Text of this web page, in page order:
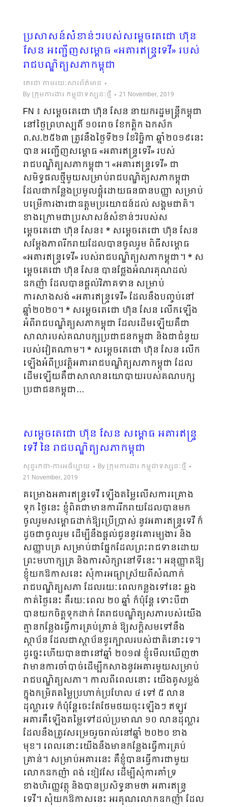
ប្រសាសន៍សំខាន់ៗរបស់សម្តេចតេជោ ហ៊ុន
សែន អញ្ជើញសម្ពោធ «អគារឥន្ទ្រទេវី» របស់
រាជបណ្ឌិត្យសភាកម្ពុជា
តេជោ តាមរយៈសារព័ត៌មាន
By ក្រុមការងារ កម្ពុជាទស្សនៈថ្មី 21 November, 2019
FN ៖ សម្តេចតេជោ ហ៊ុន សែន នាយករដ្ឋមន្ត្រីកម្ពុជា
នៅថ្ងៃព្រហស្បតិ៍ ១០រោច ខែកត្តិក ឯកស័ក
ព.ស.២៥៦៣ ត្រូវនឹងថ្ងៃទី២១ ខែវិច្ឆិកា ឆ្នាំ២០១៩នេះ
បាន អញ្ជើញសម្ពោធ «អគារឥន្ទ្រទេវី» របស់
រាជបណ្ឌិត្យសភាកម្ពុជា។ «អគារឥន្ទ្រទេវី» ជា
សមិទ្ធផលថ្មីមួយសម្រាប់រាជបណ្ឌិត្យសភាកម្ពុជា
ដែលជាកន្លែងប្រមូលផ្តុំដោយធនធានបញ្ញា សម្រាប់
បម្រើការងារជាឧត្តមប្រយោជន៍ដល់ សង្គមជាតិ។
ខាងក្រោមជាប្រសាសន៍សំខាន់ៗរបស់ស
ម្តេចតេជោ ហ៊ុន សែន៖ * សម្តេចតេជោ ហ៊ុន សែន
សម្តែងភាពរីករាយដែលបានចូលរួម ពិធីសម្ពោធ
«អគារឥន្ទ្រទេវី» របស់រាជបណ្ឌិត្យសភាកម្ពុជា។ * ស
ម្តេចតេជោ ហ៊ុន សែន បានថ្លែងអំណរគុណដល់
ឧកញ៉ា ដែលបានផ្តល់វិភាគទាន សម្រាប់
ការសាងសង់ «អគារឥន្ទ្រទេវី» ដែលនឹងបញ្ចប់នៅ
ឆ្នាំ២០២០។ * សម្តេចតេជោ ហ៊ុន សែន លើកឡើង
អំពីរាជបណ្ឌិត្យសភាកម្ពុជា ដែលដើមឡើយគឺជា
សាលារបស់គណបក្សប្រជាជនកម្ពុជា និងជាជំនួយ
របស់វៀតណាម។ * សម្តេចតេជោ ហ៊ុន សែន លើក
ឡើងអំពីប្រវត្តិអគាររាជបណ្ឌិត្យសភាកម្ពុជា ដែល
ដើមឡើយគឺជាសាលានយោបាយរបស់គណបក្ស
ប្រជាជនកម្ពុជា…
សម្តេចតេជោ ហ៊ុន សែន សម្ពោធ អគារឥន្ទ្រ
ទេវី នៃ រាជបណ្ឌិត្យសភាកម្ពុជា
សុន្ទរកថា-ការអធិប្បាយ By ក្រុមការងារ កម្ពុជាទស្សនៈថ្មី
21 November, 2019
គម្រោងអគារឥន្ទ្រទេវី ឡើងតម្លៃលើសការគ្រោង
ទុក ថ្ងៃនេះ ខ្ញុំពិតជាមានការរីករាយដែលបានមក
ចូលរួមសម្ពោធដាក់ឱ្យប្រើប្រាស់ នូវអគារឥន្ទ្រទេវី ក៏
ដូចជាចូលរួម ដើម្បីនឹងផ្ដល់ជូននូវគោរម្យងារ និង
សញ្ញាបត្រ សម្រាប់ជាផ្នែកដែលព្រះរាជទានដោយ
ព្រះមហាក្សត្រ និងការសិក្សានៅទីនេះ។ អនុញ្ញាតឱ្យ
ខ្ញុំយកឱកាសនេះ សុំការអធ្យាស្រ័យពីសំណាក់
រាជបណ្ឌិត្យសភា ដែលរយៈ​ពេលកន្លងទៅនេះ ឆ្លង
កាត់ថ្ងៃនេះ គឺរយៈពេល ២០ ឆ្នាំ ក៏ប៉ុន្តែ ទោះបីជា
បានយកចិត្តទុកដាក់ តែរាជបណ្ឌិត្យ​សភា​របស់យើង
គ្មានកន្លែងធ្វើការគ្រប់គ្រាន់ ឱ្យសក្តិសមទៅនឹង
ស្ថាប័ន ដែលជាស្ថាប័នខួរក្បាលរបស់ជាតិនោះទេ។
ដូច្នេះហើយបានជានៅឆ្នាំ ២០១៧ ខ្ញុំមើលឃើញថា
វាមានការចាំបាច់ដើម្បីកសាងនូវអគារមួយសម្រាប់
រាជបណ្ឌិត្យសភា។ កាលពីពេលនោះ យើងគូសប្លង់
ក្នុងកម្រិតតម្លៃប្រហាក់ប្រហែល ៤ ទៅ ៥ លាន
ដុល្លារទេ ក៏ប៉ុន្តែចេះតែថែមថយចុះឡើងៗ ឥឡូវ
អគារគឺឡើងតម្លៃទៅដល់ប្រមាណ ១០ លានដុល្លារ
ដែលនឹងត្រូវសម្រេចរួចរាល់នៅឆ្នាំ ២០២០ ខាង
មុខ។ ពេលនោះយើងនឹងមានកន្លែងធ្វើការគ្រប់
គ្រាន់។ សម្រាប់អគារនេះ គឺខ្ញុំបានធ្វើការជាមួយ
លោកឧកញ៉ា ពង់ ខៀវសែ ដើម្បីសុំការគាំទ្រ
ខាងហិរញ្ញវត្ថុ និងបានប្រសិទ្ធនាមថា អគារឥន្ទ្រ
ទេវី។ សុំយកឱកាសនេះ អរគុណលោកឧកញ៉ា ដែល